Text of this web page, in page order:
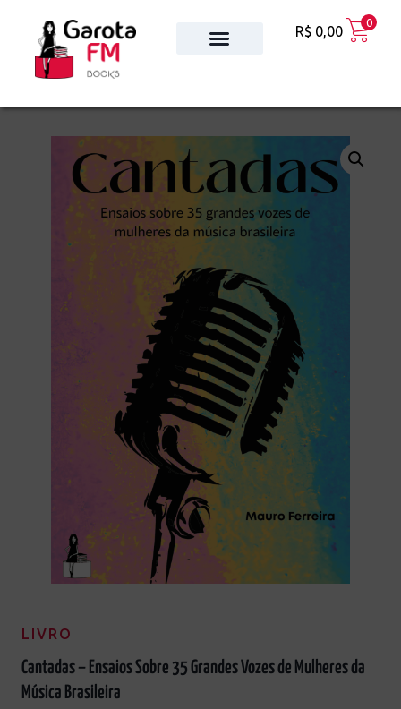
R$ 0,00
0
LIVRO
Cantadas – Ensaios Sobre 35 Grandes Vozes de Mulheres da
Música Brasileira